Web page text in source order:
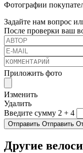
Фотографии
Задайте нам вопрос
После проверки ваш
Приложить фото
Изменить
Удалить
Введите сумму 2 + 4
Отправить Отправить
Другие